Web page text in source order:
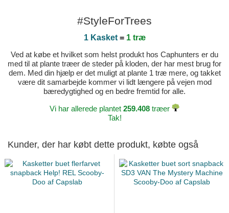
#StyleForTrees
1 Kasket= 1 træ
Ved at købe et hvilket som helst produkt hos Caphunters er du
med til at plante træer de steder på kloden, der har mest brug for
dem. Med din hjælp er det muligt at plante 1 træ mere, og takket
være dit samarbejde kommer vi lidt længere på vejen mod
bæredygtighed og en bedre fremtid for alle.
Vi har allerede plantet 259.408 træer
Tak!
Kunder, der har købt dette produkt, købte også